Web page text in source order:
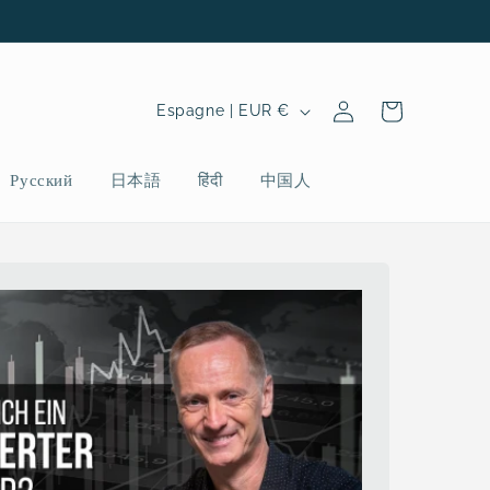
Русский 日本語 हिंदी 中国人
P
y
é
g
i
o
n
Espagne | EUR € ConnexionPanier